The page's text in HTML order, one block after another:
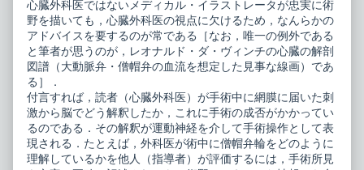
心臓外科医ではないメディカル・イラストレータが忠実に術
野を描いても，心臓外科医の視点に欠けるため，なんらかの
アドバイスを要するのが常である［なお，唯一の例外である
と筆者が思うのが，レオナルド・ダ・ヴィンチの心臓の解剖
図譜（大動脈弁・僧帽弁の血流を想定した見事な線画）であ
る］．
付言すれば，読者（心臓外科医）が手術中に網膜に届いた刺
激から脳でどう解釈したか，これに手術の成否がかかってい
るのである．その解釈が運動神経を介して手術操作として表
現される．たとえば，外科医が術中に僧帽弁輪をどのように
理解しているかを他人（指導者）が評価するには，手術所見